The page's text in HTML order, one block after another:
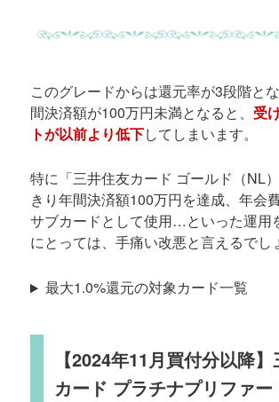
このグレードからは還元率が3段階と
間決済額が100万円未満となると、 受
トが以前より低下してしまいます。
特に「三井住友カード ゴールド（NL
きり年間決済額100万円を達成、年会
サブカードとして使用…といった運用
にとっては、手痛い改悪と言えるでし
最大1.0%還元の対象カード一覧
【2024年11月買付分以降
カード プラチナプリファー